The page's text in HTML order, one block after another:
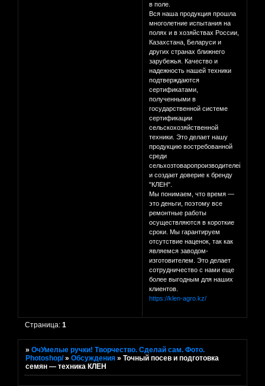
в поле.
Вся наша продукция прошла
многолетние испытания на
полях и в хозяйствах России,
Казахстана, Беларуси и
других странах ближнего
зарубежья. Качество и
надежность нашей техники
подтверждаются
сертификатами,
полученными в
государственной системе
сертификации
сельскохозяйственной
техники. Это делает нашу
продукцию востребованной
среди
сельхозтоваропроизводителей
и создает доверие к бренду
"КЛЕН".
Мы понимаем, что время —
это деньги, поэтому все
ремонтные работы
осуществляются в короткие
сроки. Мы гарантируем
отсутствие наценок, так как
являемся заводом-
изготовителем. Это делает
сотрудничество с нами еще
более выгодным для наших
клиентов.
https://klen-agro.kz/
Страница:1
»ОчУмелые ручки! Творчество. Сделай сам. Фото.
Photoshop/ »Обсуждения »Точный посев и подготовка
семян — техника КЛЕН